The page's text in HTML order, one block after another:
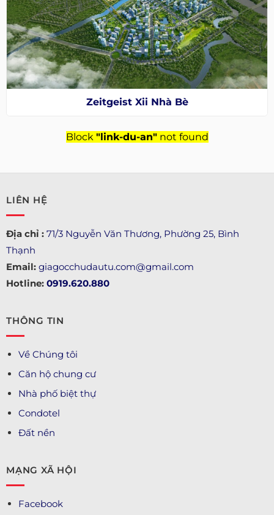
Zeitgeist Xii Nhà Bè
Block "link-du-an"not found
LIÊN HỆ
Địa chỉ : 71/3 Nguyễn Văn Thương, Phường 25, Bình
Thạnh
Email: giagocchudautu.com@gmail.com
Hotline: 0919.620.880
THÔNG TIN
Về Chúng tôi
Căn hộ chung cư
Nhà phố biệt thự
Condotel
Đất nền
MẠNG XÃ HỘI
Facebook